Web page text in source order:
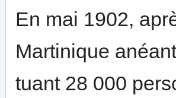
En mai 1902,
Martinique
tuant 28 000